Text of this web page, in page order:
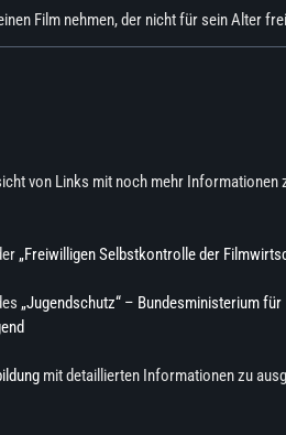
Film nehmen, der nicht für sein Alter
von Links mit noch mehr Informationen
„Freiwilligen Selbstkontrolle der
„Jugendschutz“ – Bundesministerium für
mit detaillierten Informationen zu